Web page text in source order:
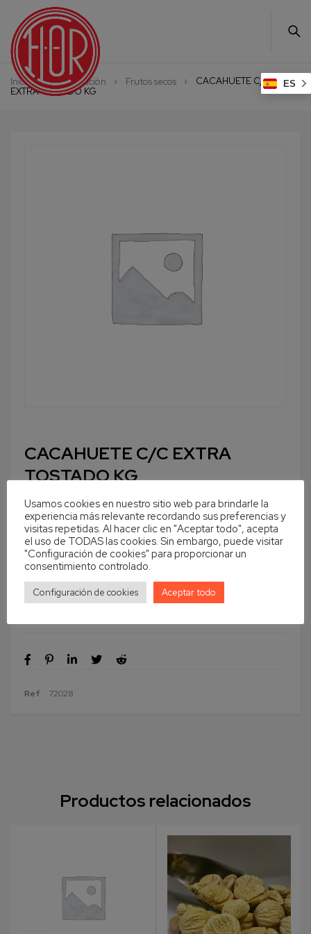
Inicio Alimentación Frutos secos
CACAHUETE C/C
EXTRA TOSTADO KG
CACAHUETE C/C EXTRA
TOSTADO KG
Cantidad En stock
Ref 72028
Productos relacionados
Usamos cookies en nuestro sitio web para brindarle la
experiencia más relevante recordando sus preferencias y
visitas repetidas. Al hacer clic en "Aceptar todo", acepta
el uso de TODAS las cookies. Sin embargo, puede visitar
"Configuración de cookies" para proporcionar un
consentimiento controlado.
Configuración de cookies Aceptar todo
ES